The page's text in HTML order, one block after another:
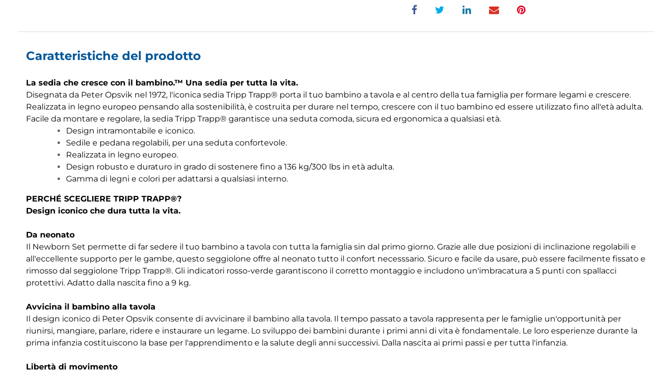
Caratteristiche del prodotto
La sedia che cresce con il bambino.™ Una sedia per tutta la vita.
Disegnata da Peter Opsvik nel 1972, l'iconica sedia Tripp Trapp® porta il tuo bambino a tavola e al centro della tua famiglia per formare legami e crescere.
Realizzata in legno europeo pensando alla sostenibilità, è costruita per durare nel tempo, crescere con il tuo bambino ed essere utilizzato fino all'età adulta.
Facile da montare e regolare, la sedia Tripp Trapp® garantisce una seduta comoda, sicura ed ergonomica a qualsiasi età.
Design intramontabile e iconico.
Sedile e pedana regolabili, per una seduta confortevole.
Realizzata in legno europeo.
Design robusto e duraturo in grado di sostenere fino a 136 kg/300 lbs in età adulta.
Gamma di legni e colori per adattarsi a qualsiasi interno.
PERCHÉ SCEGLIERE TRIPP TRAPP®?
Design iconico che dura tutta la vita.
Da neonato
Il Newborn Set permette di far sedere il tuo bambino a tavola con tutta la famiglia sin dal primo giorno. Grazie alle due posizioni di inclinazione regolabili e
all'eccellente supporto per le gambe, questo seggiolone offre al neonato tutto il confort necesssario. Sicuro e facile da usare, può essere facilmente fissato e
rimosso dal seggiolone Tripp Trapp®. Gli indicatori rosso-verde garantiscono il corretto montaggio e includono un'imbracatura a 5 punti con spallacci
protettivi. Adatto dalla nascita fino a 9 kg.
Avvicina il bambino alla tavola
Il design iconico di Peter Opsvik consente di avvicinare il bambino alla tavola. Il tempo passato a tavola rappresenta per le famiglie un'opportunità per
riunirsi, mangiare, parlare, ridere e instaurare un legame. Lo sviluppo dei bambini durante i primi anni di vita è fondamentale. Le loro esperienze durante la
prima infanzia costituiscono la base per l'apprendimento e la salute degli anni successivi. Dalla nascita ai primi passi e per tutta l'infanzia.
Libertà di movimento